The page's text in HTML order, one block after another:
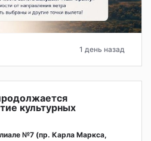
1 день назад
культурных
№7 (пр. Карла Маркса,